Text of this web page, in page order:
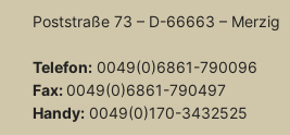
Poststraße 73 – D-66663 – Merzig
Telefon: 0049(0)6861-790096
Fax: 0049(0)6861-790497
Handy: 0049(0)170-3432525